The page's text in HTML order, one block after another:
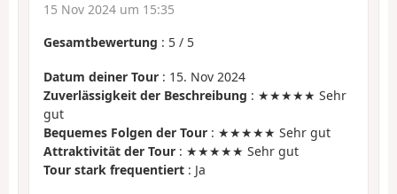
15 Nov 2024 um 15:35
Gesamtbewertung : 5 / 5
Datum deiner Tour : 15. Nov 2024
Zuverlässigkeit der Beschreibung : ★★★★★ Sehr
gut
Bequemes Folgen der Tour : ★★★★★ Sehr gut
Attraktivität der Tour : ★★★★★ Sehr gut
Tour stark frequentiert : Ja